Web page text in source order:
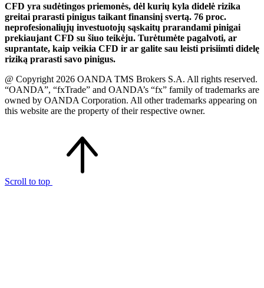
CFD yra sudėtingos priemonės, dėl kurių kyla didelė rizika
greitai prarasti pinigus taikant finansinį svertą. 76 proc.
neprofesionaliųjų investuotojų sąskaitų prarandami pinigai
prekiaujant CFD su šiuo teikėju. Turėtumėte pagalvoti, ar
suprantate, kaip veikia CFD ir ar galite sau leisti prisiimti didelę
riziką prarasti savo pinigus.
@ Copyright 2026 OANDA TMS Brokers S.A. All rights reserved.
“OANDA”, “fxTrade” and OANDA’s “fx” family of trademarks are
owned by OANDA Corporation. All other trademarks appearing on
this website are the property of their respective owner.
Scroll to top